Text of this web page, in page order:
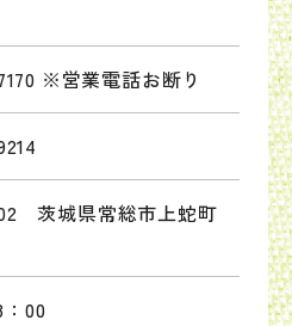
※営業電話お断り
茨城県常総市上蛇町
00